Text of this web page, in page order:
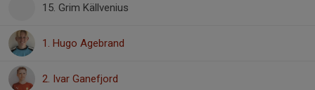
15. Grim Källvenius
1. Hugo Agebrand
2. Ivar Ganefjord